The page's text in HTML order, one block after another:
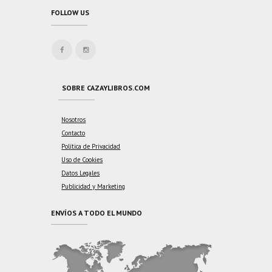
FOLLOW US
SOBRE CAZAYLIBROS.COM
Nosotros
Contacto
Política de Privacidad
Uso de Cookies
Datos Legales
Publicidad y Marketing
ENVÍOS A TODO EL MUNDO